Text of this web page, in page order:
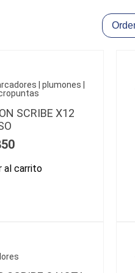
| plumones |
SCRIBE X12
al carrito